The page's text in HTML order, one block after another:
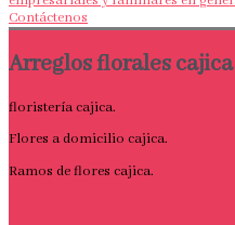
Contáctenos
Arreglos florales cajica
floristería cajica.
Flores a domicilio cajica.
Ramos de flores cajica.